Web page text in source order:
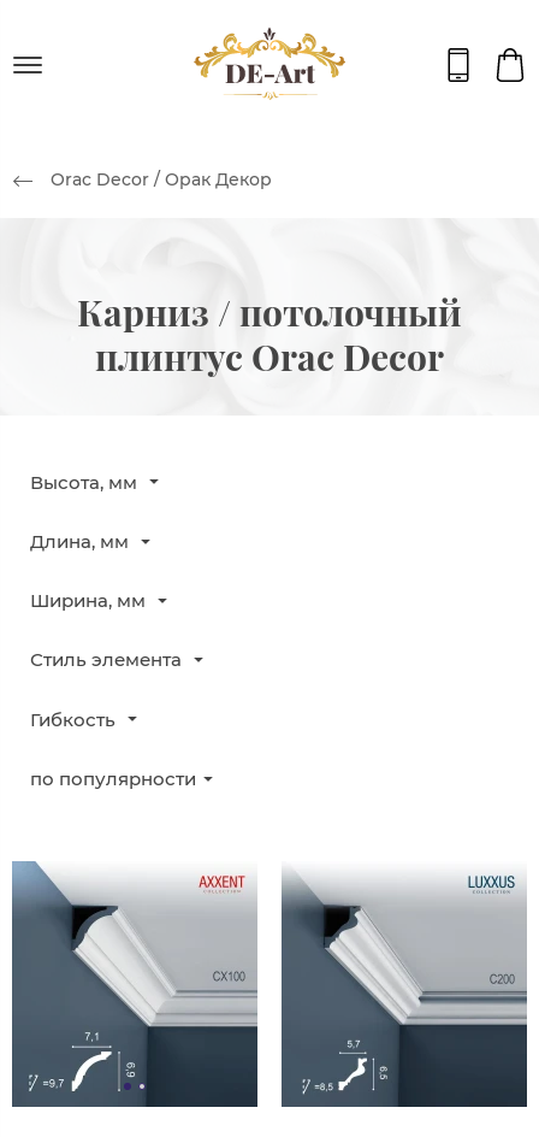
Orac Decor / Орак Декор
Карниз / потолочный
плинтус Orac Decor
Высота, мм
Длина, мм
Ширина, мм
Стиль элемента
Гибкость
по популярности